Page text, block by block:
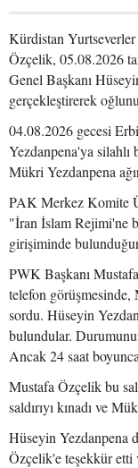
Kürdistan
Özçelik, 05.08.2026
Genel Başkanı
gerçekleştirerek
04.08.2026 gecesi
Yezdanpena'ya silahlı
Mükri Yezdanpena
PAK Merkez Komite
"İran İslam Rejimi'ne
girişiminde
PWK Başkanı
telefon görüşmesinde,
sordu. Hüseyin
bulundular.
Ancak 24 saat
Mustafa Özçelik bu
saldırıyı kınadı ve
Hüseyin Yezdanpena
Özçelik'e teşekkür